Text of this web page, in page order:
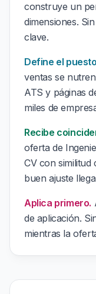
construye un
dimensiones.
clave.
Define el
ventas se
ATS y páginas
miles de
Recibe
oferta de
CV con
buen ajuste
Aplica primero.
de aplicación.
mientras la